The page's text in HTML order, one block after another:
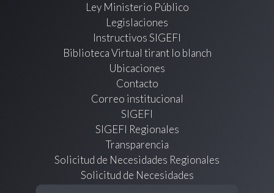
Ley Ministerio Público
Legislaciones
Instructivos SIGEFI
Biblioteca Virtual tirant lo blanch
Ubicaciones
Contacto
Correo institucional
SIGEFI
SIGEFI Regionales
Transparencia
Solicitud de Necesidades Regionales
Solicitud de Necesidades